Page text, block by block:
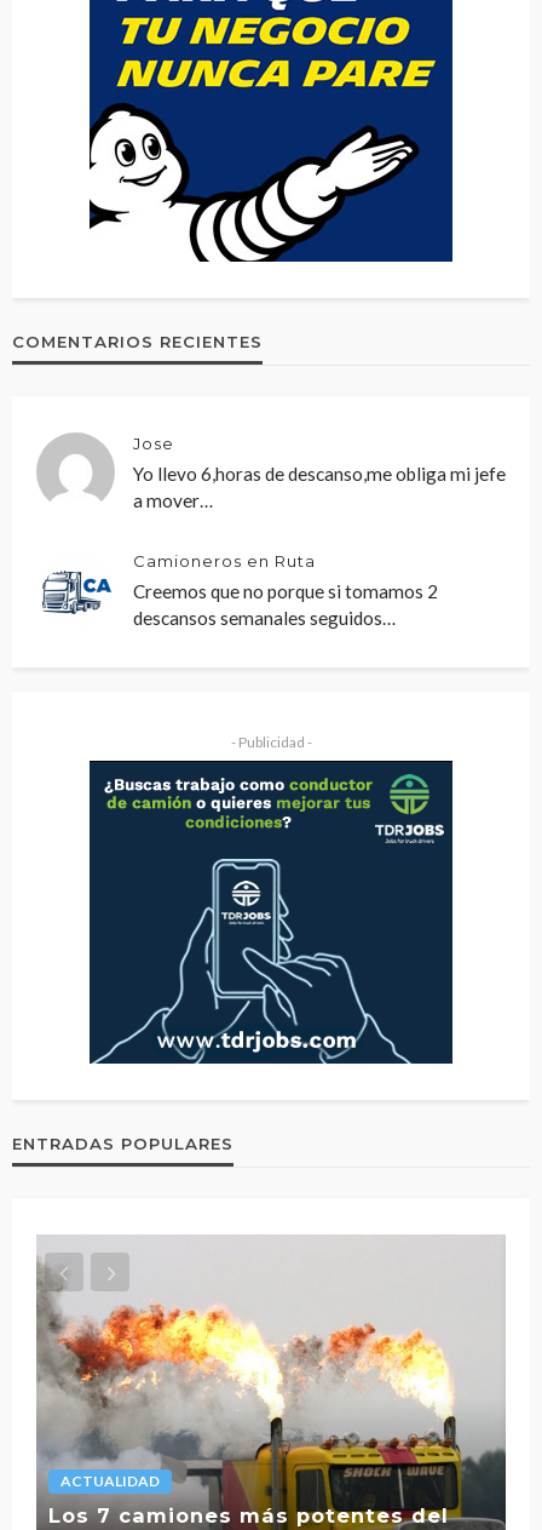
COMENTARIOS RECIENTES
Jose
Yo llevo 6,horas de descanso,me obliga mi jefe
a mover…
Camioneros en Ruta
Creemos que no porque si tomamos 2
descansos semanales seguidos…
- Publicidad -
ENTRADAS POPULARES
ACTUALIDAD
Los 7 camiones más potentes del